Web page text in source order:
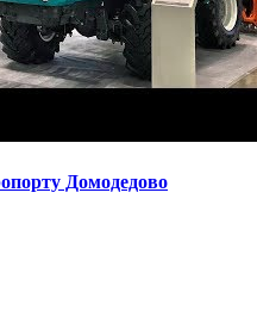
Домодедово